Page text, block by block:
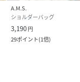
A.M.S.
ショルダーバッグ
3,190円
29ポイント(1倍)